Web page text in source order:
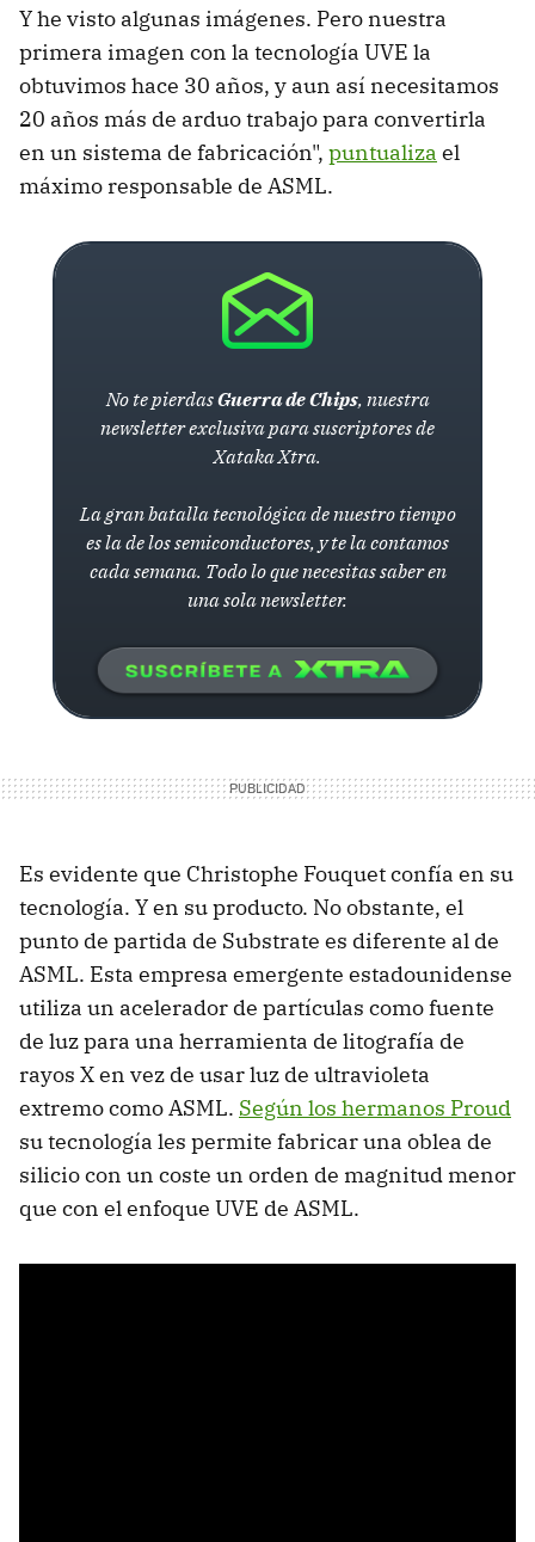
Y he visto algunas imágenes. Pero nuestra
primera imagen con la tecnología UVE la
obtuvimos hace 30 años, y aun así necesitamos
20 años más de arduo trabajo para convertirla
en un sistema de fabricación", puntualiza el
máximo responsable de ASML.
No te pierdasGuerra de Chips, nuestra
newsletter exclusiva para suscriptores de
Xataka Xtra.
La gran batalla tecnológica de nuestro tiempo
es la de los semiconductores, y te la contamos
cada semana. Todo lo que necesitas saber en
una sola newsletter.
Es evidente que Christophe Fouquet confía en su
tecnología. Y en su producto. No obstante, el
punto de partida de Substrate es diferente al de
ASML. Esta empresa emergente estadounidense
utiliza un acelerador de partículas como fuente
de luz para una herramienta de litografía de
rayos X en vez de usar luz de ultravioleta
extremo como ASML. Según los hermanos Proud
su tecnología les permite fabricar una oblea de
silicio con un coste un orden de magnitud menor
que con el enfoque UVE de ASML.